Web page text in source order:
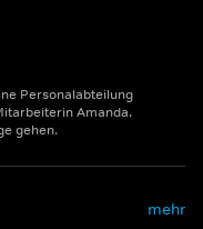
Personalabteilung
Amanda.
gehen.
mehr